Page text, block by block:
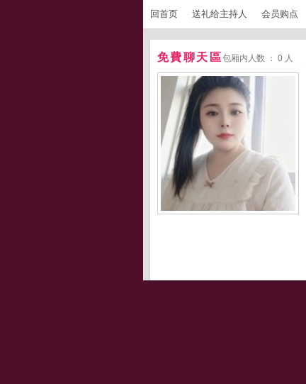
回首页 送礼给主持人 会员购点
免費聊天區包厢内人数 ： 0 人